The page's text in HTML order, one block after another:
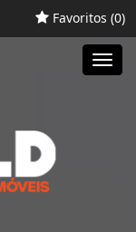
Favoritos (0)